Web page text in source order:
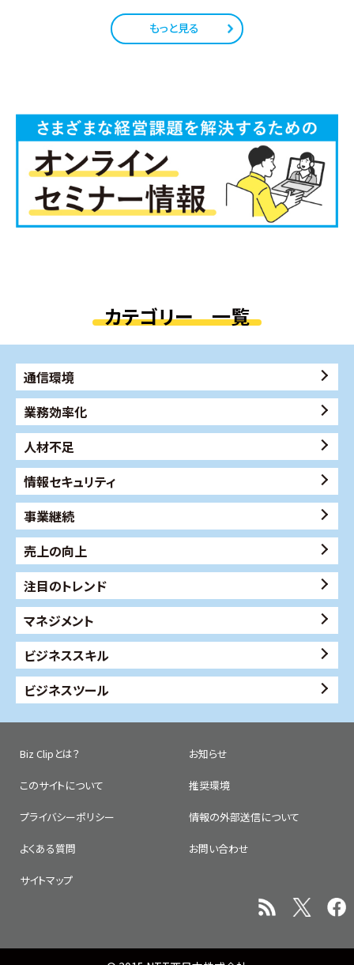
もっと見る
カテゴリー 一覧
通信環境
業務効率化
人材不足
情報セキュリティ
事業継続
売上の向上
注目のトレンド
マネジメント
ビジネススキル
ビジネスツール
Biz Clipとは？ お知らせ
このサイトについて 推奨環境
プライバシーポリシー 情報の外部送信について
よくある質問 お問い合わせ
サイトマップ